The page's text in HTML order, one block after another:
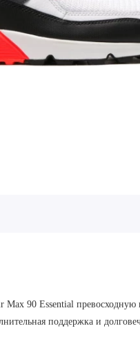
90 Essential
поддержка и